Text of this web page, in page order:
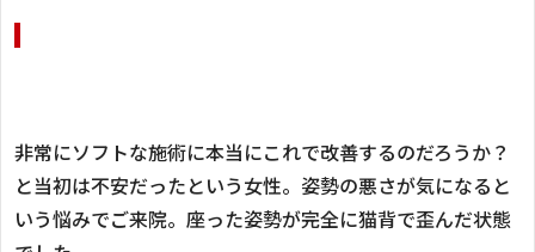
非常にソフトな施術に本当にこれで改善するのだろうか？
と当初は不安だったという女性。姿勢の悪さが気になると
いう悩みでご来院。座った姿勢が完全に猫背で歪んだ状態